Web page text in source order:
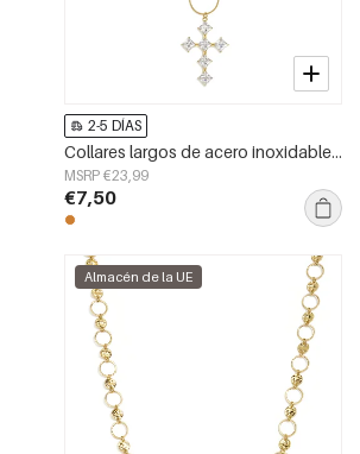
2-5 DÍAS
Collares largos de acero inoxidable con cruz, sencillos, de la serie Daily Simple, joyería para mujer.
MSRP €23,99
€7,50
Almacén de la UE